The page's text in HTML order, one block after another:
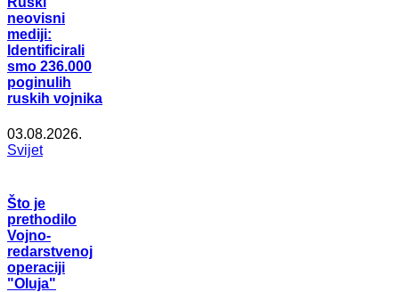
neovisni
mediji:
Identificirali
smo 236.000
poginulih
ruskih vojnika
03.08.2026.
Svijet
Što je
prethodilo
Vojno-
redarstvenoj
operaciji
"Oluja"